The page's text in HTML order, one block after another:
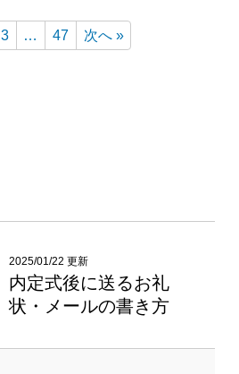
3 … 47 次へ »
2025/01/22 更新
内定式後に送るお礼
状・メールの書き方